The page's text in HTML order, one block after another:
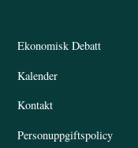
Ekonomisk Debatt
Kalender
Kontakt
Personuppgiftspolicy